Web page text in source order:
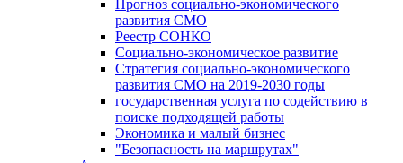
Прогноз социально-экономического
развития СМО
Реестр СОНКО
Социально-экономическое развитие
Стратегия социально-экономического
развития СМО на 2019-2030 годы
государственная услуга по содействию в
поиске подходящей работы
Экономика и малый бизнес
"Безопасность на маршрутах"